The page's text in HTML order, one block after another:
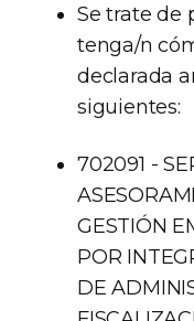
Se trate de
tenga/n
declarada
siguientes:
702091 -
GESTIÓN
POR
DE